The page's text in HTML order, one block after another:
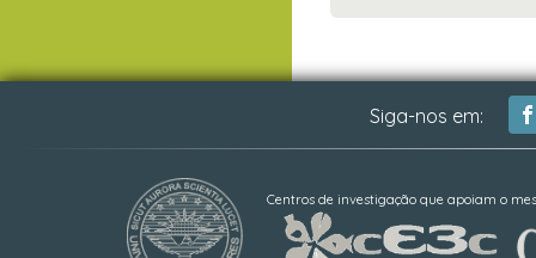
Siga-nos em:
Centros de investigação que apoiam o